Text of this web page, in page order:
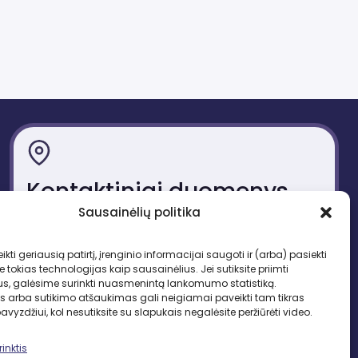
Sausainėlių politika
geriausią patirtį, įrenginio informacijai saugoti ir (arba) pasiekti
tokias technologijas kaip sausainėlius. Jei sutiksite priimti
galėsime surinkti nuasmenintą lankomumo statistiką.
arba sutikimo atšaukimas gali neigiamai paveikti tam tikras
kol nesutiksite su slapukais negalėsite peržiūrėti video.
Kontaktiniai duomenys
Tel. +370 683 95403
El. paštas: lbd.sekretore@gmail.com